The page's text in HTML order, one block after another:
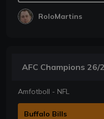
RoloMartins
AFC Champions 26/
Amfotboll - NFL
Buffalo Bills